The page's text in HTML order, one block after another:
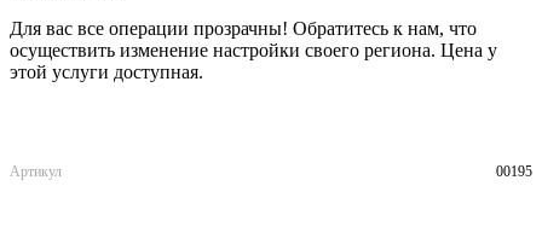
Для вас все операции прозрачны! Обратитесь к нам, что
осуществить изменение настройки своего региона. Цена у
этой услуги доступная.
Артикул 00195